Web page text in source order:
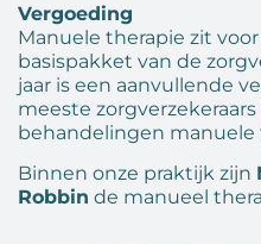
Vergoeding
Manuele therapie zit
basispakket van de
jaar is een aanvullende
meeste
behandelingen manuele
Binnen onze praktijk zijn
Robbin de manueel